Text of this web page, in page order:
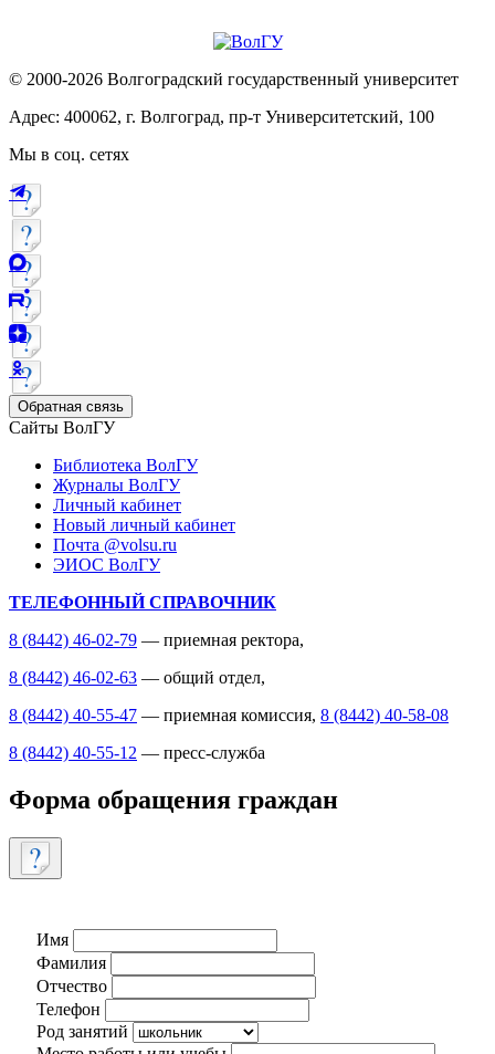
© 2000-2026 Волгоградский государственный университет
Адрес: 400062, г. Волгоград, пр-т Университетский, 100
Мы в соц. сетях
Обратная связь
Сайты ВолГУ
Библиотека ВолГУ
Журналы ВолГУ
Личный кабинет
Новый личный кабинет
Почта @volsu.ru
ЭИОС ВолГУ
ТЕЛЕФОННЫЙ СПРАВОЧНИК
8 (8442) 46-02-79 — приемная ректора,
8 (8442) 46-02-63 — общий отдел,
8 (8442) 40-55-47 — приемная комиссия, 8 (8442) 40-58-08
8 (8442) 40-55-12 — пресс-служба
Форма обращения граждан
Имя
Фамилия
Отчество
Телефон
Род занятий